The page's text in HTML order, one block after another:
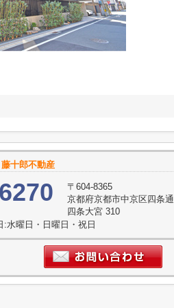
十郎不動産
〒604-8365
京都府京都市中京区四条
四条大宮 310
:水曜日・日曜日・祝日